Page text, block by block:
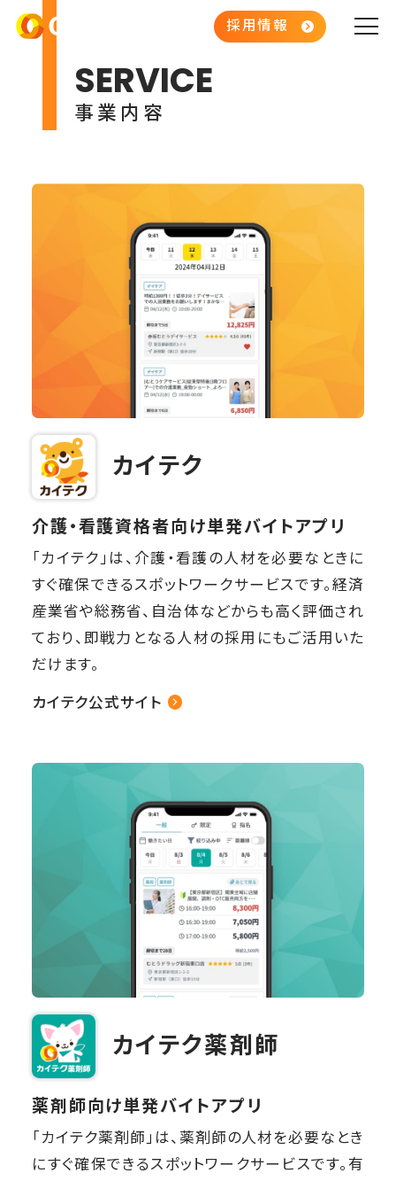
私たちの理念
社会的インパクト
代表メッセージ
役員紹介
お知らせ
お問い合わせ
採用情報
人類未踏の超高齢社会を
成功に導く立役者になる
SERVICE
事業内容
カイテク
介護・看護資格者向け単発バイトアプリ
「カイテク」は、介護・看護の人材を必要なときに
すぐ確保できるスポットワークサービスです。経済
産業省や総務省、自治体などからも高く評価され
ており、即戦力となる人材の採用にもご活用いた
だけます。
カイテク公式サイト
カイテク薬剤師
薬剤師向け単発バイトアプリ
「カイテク薬剤師」は、薬剤師の人材を必要なとき
にすぐ確保できるスポットワークサービスです。有